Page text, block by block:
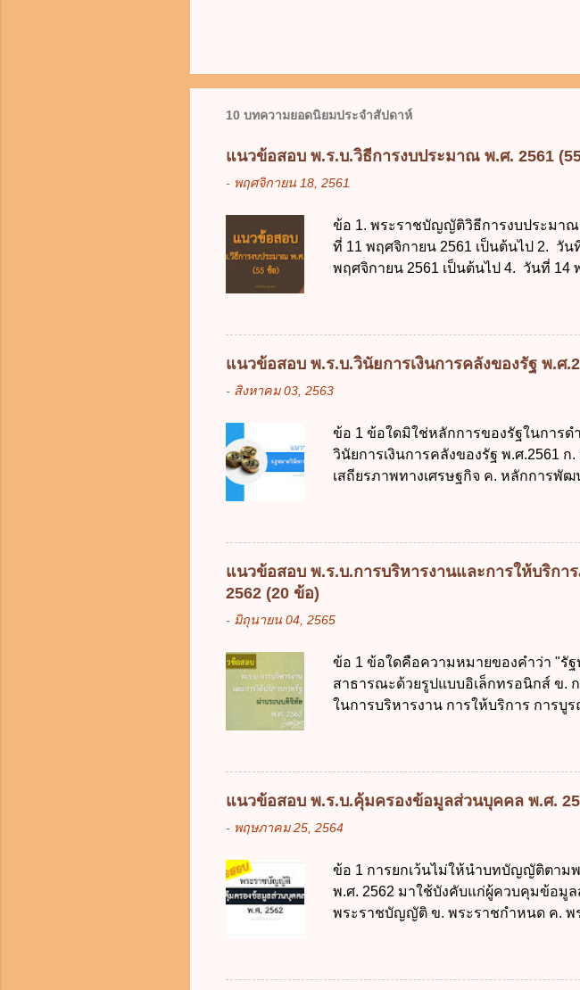
10 บทความยอดนิยมประจำสัปดาห์
แนวข้อสอบ พ.ร.บ.วิธีการงบประมาณ พ.ศ. 2561
- พฤศจิกายน 18, 2561
ข้อ 1. พระราชบัญญัติวิธีการงบประมาณ
ที่ 11 พฤศจิกายน 2561 เป็นต้นไป 2. วั
พฤศจิกายน 2561 เป็นต้นไป 4. วันที่ 14
วิธีการงบประมาณ พ.ศ. 2502 2. พระ
2511 3. พระราชบัญญัติวิธีการงบประ
คณะปฏิวัติ ฉบับที่ 203 ลงวันที่ 31 สิงหา
รัฐมนตรีมีอำนาจออกกฎเพื่อปฏิบัติกา
การงบประมาณ พ.ศ. 2561 4. รัฐมนตรี
ใช้จ่ายงบประมาณให้เป็นไปอย่างโปร่ง
การงบประมาณ พ.ศ. 2561 บัญญัติให้กา
แนวข้อสอบ พ.ร.บ.วินัยการเงินการคลังของรัฐ พ.ศ
- สิงหาคม 03, 2563
ข้อ 1 ข้อใดมิใช่หลักการของรัฐในการ
วินัยการเงินการคลังของรัฐ พ.ศ.2561
เสถียรภาพทางเศรษฐกิจ ค. หลักการพัฒ
เป็นกรอบในการบริหารหนี้สาธารณะเป็
ร้อยละ 10 ค. ไม่เกินร้อยละ 35 ง. ไม่เกิ
การคลังของรัฐกำหนดหลักการห้ามเส
ธรรมเนียมเพิ่มขึ้นจากที่กำหนดไว้ในก
ต้องการของชุมชน ข. เพื่อป็นรายได้ของ
ของรัฐจะต้องนำแผนการคลังระยะปา
ประกอบการพิจารณาในเรื่องต่อไปนี้ ยก
การจัดสรรงบประมาณรายจ่าย ค. การ
แนวข้อสอบ พ.ร.บ.การบริหารงานและการให้บริกา
2562 (20 ข้อ)
- มิถุนายน 04, 2565
ข้อ 1 ข้อใดคือความหมายของคำว่า "รั
สาธารณะด้วยรูปแบบอิเล็กทรอนิกส์ ข.
ในการบริหารงาน การให้บริการ การ
(องค์การมหาชน) ข้อ 2 การบริหารงา
ระบบดิจิทัล ต้องมีวัตถุประสงค์ดังต่อไป
อย่างคุ้มค่าและเต็มศักยภาพ ข. พัฒนาโ
ตามมาตรฐานสากล ค. พัฒนาการเชื่อม
การใช้จ่ายงบประมาณให้เกิดความคุ้มค่
เป็นศูนย์แลกเปลี่ยนข้อมูลกลาง ค. กำห
บริหารจัดการข้อมูลของหน่วยงานของรั
ภาครัฐและการจัดทำบริการสาธารณะ
แนวข้อสอบ พ.ร.บ.คุ้มครองข้อมูลส่วนบุคคล พ.ศ.
- พฤษภาคม 25, 2564
ข้อ 1 การยกเว้นไม่ให้นำบทบัญญัติตา
พ.ศ. 2562 มาใช้บังคับแก่ผู้ควบคุมข้อมู
พระราชบัญญัติ ข. พระราชกำหนด ค. พ
ในบังคับพระราชบัญญัติคุ้มครองข้อมูล
แห่ง ข. กิจการด้านการศึกษา ค. กิจกา